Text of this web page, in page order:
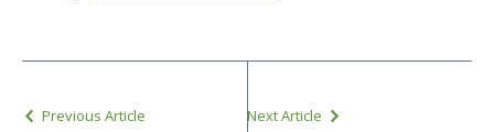
Previous Article Next Article